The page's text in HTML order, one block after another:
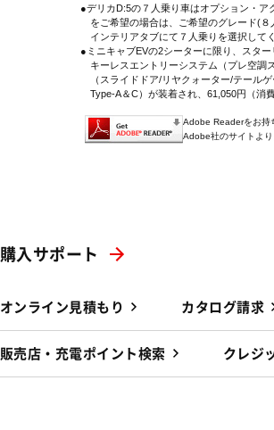
●デリカD:5の７人乗り車はオプション・
をご希望の場合は、ご希望のグレード(８
インテリアタブにて７人乗りを選択してく
●ミニキャブEVの2シーターに限り、スタ
キーレスエントリーシステム（プレ空調
（スライドドア/リヤクォーター/テールゲ
Type-A＆C）が装着され、61,050円（消
Adobe Readerをお持
Adobe社のサイトより
購入サポート
オンライン見積もり カタログ請求
販売店・充電ポイント検索 クレジ